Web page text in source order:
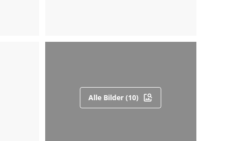
Alle Bilder (10)